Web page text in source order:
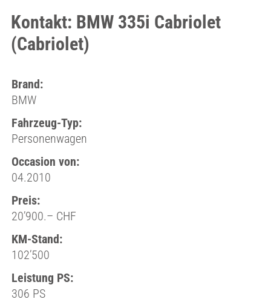
Kontakt: BMW 335i Cabriolet
(Cabriolet)
Brand:
BMW
Fahrzeug-Typ:
Personenwagen
Occasion von:
04.2010
Preis:
20’900.– CHF
KM-Stand:
102’500
Leistung PS:
306 PS